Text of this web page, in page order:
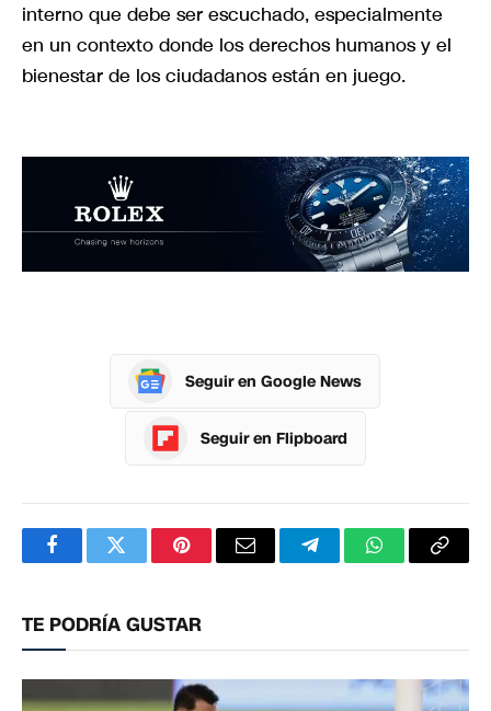
interno que debe ser escuchado, especialmente
en un contexto donde los derechos humanos y el
bienestar de los ciudadanos están en juego.
Seguir en Google News
Seguir en Flipboard
FacebookTwitterPinterestCorreoTelegramWhatsApp
TE PODRÍA GUSTAR